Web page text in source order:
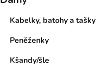
Kabelky, batohy a tašky
Peněženky
Kšandy/šle